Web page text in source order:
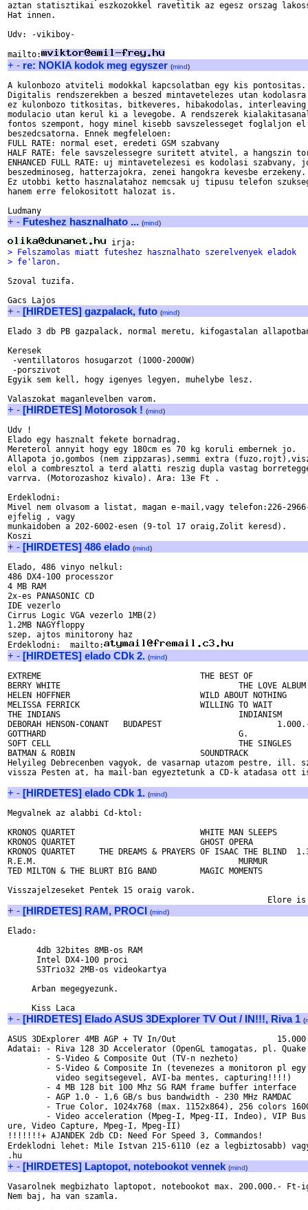
aztan statisztikai eszkozokkel ravetitik az egesz orszag
Hat innen.
Udv: -vikiboy-
mailto:
+ - re: NOKIA kodok meg egyszer (mind)
A kulonbozo atviteli modokkal kapcsolatban egy kis pontositas.
Digitalis rendszerekben a beszed mintavetelezes utan
ez kulonbozo titkositas, bitkeveres, hibakodolas, interleaving
modulacio utan kerul ki a levegobe. A rendszerek
fontos szempont, hogy minel kisebb savszelesseget foglaljon el
beszedcsatorna. Ennek megfeleloen:
FULL RATE: normal eset, eredeti GSM szabvany
HALF RATE: fele savszelessegre suritett atvitel, a hangszin
ENHANCED FULL RATE: uj mintavetelezesi es kodolasi szabvany,
beszedminoseg, hatterzajokra, zenei hangokra kevesbe erzekeny.
Ez utobbi ketto hasznalatahoz nemcsak uj tipusu telefon
hanem erre felokositott halozat is.
+ - Futeshez hasznalhato ... (mind)
> Felszamolas miatt futeshez hasznalhato szerelvenyek eladok
> fe'laron.
Szoval tuzifa.
+ - [HIRDETES] gazpalack, futo (mind)
Elado 3 db PB gazpalack, normal meretu, kifogastalan
Keresek
-ventillatoros hosugarzot (1000-2000W)
-porszivot
Egyik sem kell, hogy igenyes legyen, muhelybe lesz.
+ - [HIRDETES] Motorosok ! (mind)
Udv !
Elado egy hasznalt fekete bornadrag.
Mereterol annyit hogy egy 180cm es 70 kg koruli embernek jo.
Allapota jo,gombos (nem zippzaras),semmi extra
elol a combresztol a terd alatti reszig dupla vastag
varrva. (Motorozashoz kivalo). Ara: 13e Ft .
Erdeklodni:
Mivel nem olvasom a listat, magan e-mail,vagy telefon:226-
ejfelig , vagy
munkaidoben a 202-6002-esen (9-tol 17 oraig,Zolit keresd).
+ - [HIRDETES] 486 elado (mind)
Elado, 486 vinyo nelkul:
486 DX4-100 processzor
4 MB RAM
2x-es PANASONIC CD
IDE vezerlo
Cirrus Logic VGA vezerlo 1MB(2)
1.2MB NAGYfloppy
szep, ajtos minitorony haz
Erdeklodni:  mailto:
+ - [HIRDETES] elado CDk 2. (mind)
EXTREME					THE BEST OF			1.600.-
BERRY WHITE					THE LOVE ALBUM		1.000.-
HELEN HOFFNER				WILD ABOUT NOTHING	1.300.-
MELISSA FERRICK				WILLING TO WAIT		1.300.-
THE INDIANS					INDIANISM			1.300.-
DEBORAH HENSON-CONANT	BUDAPEST			1.000.-
GOTTHARD					G.					1.500.-
SOFT CELL					THE SINGLES			1.500.-
BATMAN & ROBIN				SOUNDTRACK		1.300.-
Helyileg Debrecenben vagyok, de vasarnap utazom pestre, ill.
vissza Pesten at, ha mail-ban egyeztetunk a CD-k atadasa ott
+ - [HIRDETES] elado CDk 1. (mind)
Megvalnek az alabbi Cd-ktol:
KRONOS QUARTET				WHITE MAN SLEEPS	1.300.-
KRONOS QUARTET				GHOST OPERA 		1.300.-
KRONOS QUARTET	   THE DREAMS & PRAYERS OF ISAAC THE BLIND  1.300.-
R.E.M.						MURMUR				1.300.-
TED MILTON & THE BLURT BIG BAND		MAGIC MOMENTS		  800.-
Visszajelzeseket Pentek 15 oraig varok.
+ - [HIRDETES] RAM, PROCI (mind)
Elado:
      4db 32bites 8MB-os RAM
      Intel DX4-100 proci
      S3Trio32 2MB-os videokartya
     Arban megegyezunk.
+ - [HIRDETES] Elado ASUS 3DExplorer TV Out / IN!!!, Riva 1 (
ASUS 3DExplorer 4MB AGP + TV In/Out              	15.000.- Ft
Adatai:	- Riva 128 3D Accelerator (OpenGL tamogatas, pl. Quake 2)
        - S-Video & Composite In (tevenezes a monitoron pl egy
ure, Video Capture, Mpeg-I, Mpeg-II)
!!!!!!!+ AJANDEK 2db CD: Need For Speed 3, Commandos!
Erdeklodni lehet: Mile Istvan 215-6110 (ez a legbiztosabb)
+ - [HIRDETES] Laptopot, notebookot vennek (mind)
Vasarolnek megbizhato laptopot, notebookot max. 200.000.- Ft-
Nem baj, ha van szamla.